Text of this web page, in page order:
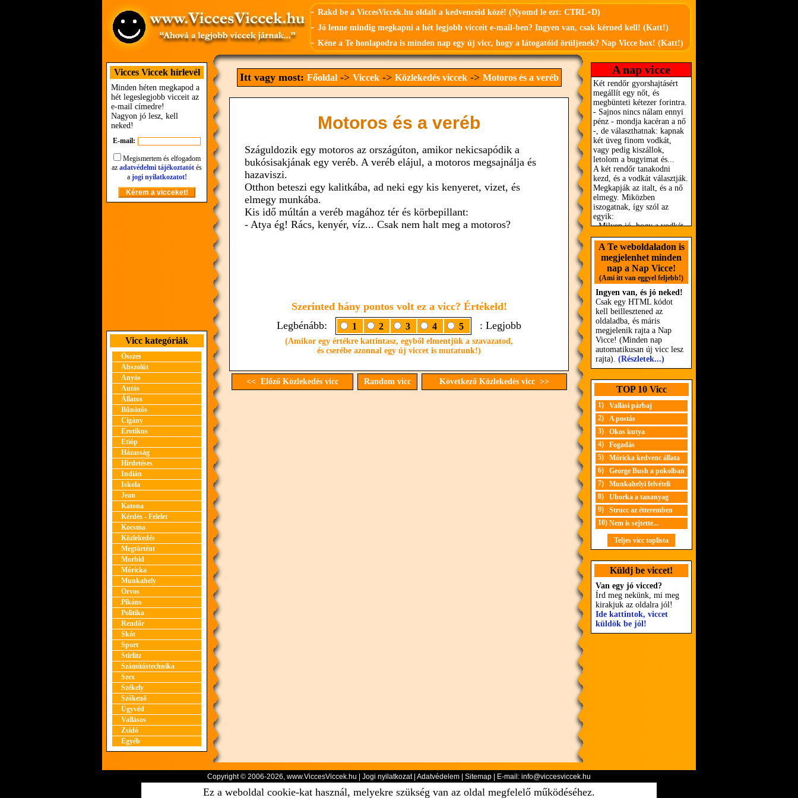
- Rakd be a ViccesViccek.hu oldalt a kedvenceid közé! (Nyomd le ezt: CTRL+D)
- Jó lenne mindig megkapni a hét legjobb vicceit e-mail-ben? Ingyen van, csak kérned kell! (Katt!)
- Kéne a Te honlapodra is minden nap egy új vicc, hogy a látogatóid örüljenek? Nap Vicce box! (Katt!)
Vicces Viccek hírlevél
Minden héten megkapod a
hét legeslegjobb vicceit az
e-mail címedre!
Nagyon jó lesz, kell
neked!
E-mail:
Megismertem és elfogadom
az adatvédelmi tájékoztatót és
a jogi nyilatkozatot!
Vicc kategóriák
Összes
Abszolút
Anyós
Autós
Állatos
Bűnözős
Cigány
Erotikus
Etióp
Házasság
Hirdetéses
Indián
Iskola
Jean
Katona
Kérdés - Felelet
Kocsma
Közlekedés
Megtörtént
Morbid
Móricka
Munkahely
Orvos
Pikáns
Politika
Rendőr
Skót
Sport
Stirlitz
Számítástechnika
Szex
Székely
Szőkenő
Ügyvéd
Vallásos
Zsidó
Egyéb
Itt vagy most: Főoldal-> Viccek-> Közlekedés viccek-> Motoros és a veréb
Motoros és a veréb
Száguldozik egy motoros az országúton, amikor nekicsapódik a
bukósisakjának egy veréb. A veréb elájul, a motoros megsajnálja és
hazaviszi.
Otthon beteszi egy kalitkába, ad neki egy kis kenyeret, vizet, és
elmegy munkába.
Kis idő múltán a veréb magához tér és körbepillant:
- Atya ég! Rács, kenyér, víz... Csak nem halt meg a motoros?
Szerinted hány pontos volt ez a vicc? Értékeld!
Legbénább:
1 2 3 4 5 : Legjobb
(Amikor egy értékre kattintasz, egyből elmentjük a szavazatod,
és cserébe azonnal egy új viccet is mutatunk!)
<< Előző Közlekedés vicc Random vicc Következő Közlekedés vicc >>
A nap vicce
A Te weboldaladon is
megjelenhet minden
nap a Nap Vicce!
(Ami itt van eggyel feljebb!)
Ingyen van, és jó neked!
Csak egy HTML kódot
kell beillesztened az
oldaladba, és máris
megjelenik rajta a Nap
Vicce! (Minden nap
automatikusan új vicc lesz
rajta). (Részletek...)
TOP 10 Vicc
1)
Vallási párbaj
2)
A postás
3)
Okos kutya
4)
Fogadás
5)
Móricka kedvenc állata
6)
George Bush a pokolban
7)
Munkahelyi felvételi
8)
Uborka a tananyag
9)
Strucc az étteremben
10) Nem is sejtette...
Teljes vicc toplista
Küldj be viccet!
Van egy jó vicced?
Írd meg nekünk, mi meg
kirakjuk az oldalra jól!
Ide kattintok, viccet
küldök be jól!
Copyright © 2006-2026, www.ViccesViccek.hu | Jogi nyilatkozat| Adatvédelem Sitemap | E-mail: info@viccesviccek.hu
Ez a weboldal cookie-kat használ, melyekre szükség van az oldal megfelelő működéséhez.